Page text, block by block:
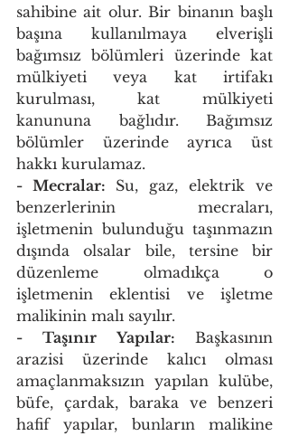
sahibine ait olur. Bir binanın başlı
başına kullanılmaya elverişli
bağımsız bölümleri üzerinde kat
mülkiyeti veya kat irtifakı
kurulması, kat mülkiyeti
kanununa bağlıdır. Bağımsız
bölümler üzerinde ayrıca üst
hakkı kurulamaz.
- Mecralar: Su, gaz, elektrik ve
benzerlerinin mecraları,
işletmenin bulunduğu taşınmazın
dışında olsalar bile, tersine bir
düzenleme olmadıkça o
işletmenin eklentisi ve işletme
malikinin malı sayılır.
- Taşınır Yapılar: Başkasının
arazisi üzerinde kalıcı olması
amaçlanmaksızın yapılan kulübe,
büfe, çardak, baraka ve benzeri
hafif yapılar, bunların malikine